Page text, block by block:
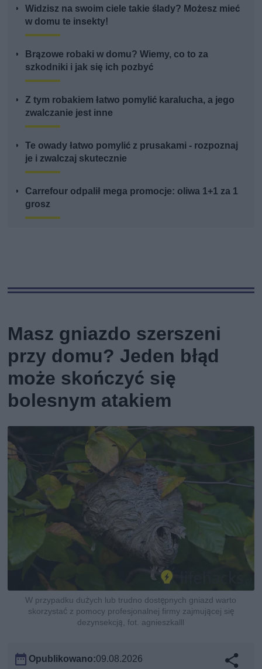
Widzisz na swoim ciele takie ślady? Możesz mieć
w domu te insekty!
Brązowe robaki w domu? Wiemy, co to za
szkodniki i jak się ich pozbyć
Z tym robakiem łatwo pomylić karalucha, a jego
zwalczanie jest inne
Te owady łatwo pomylić z prusakami - rozpoznaj
je i zwalczaj skutecznie
Carrefour odpalił mega promocje: oliwa 1+1 za 1
grosz
Masz gniazdo szerszeni
przy domu? Jeden błąd
może skończyć się
bolesnym atakiem
W przypadku dużych lub trudno dostępnych gniazd warto
skorzystać z pomocy profesjonalnej firmy zajmującej się
dezynsekcją, fot. agnieszkalll
Opublikowano:09.08.2026